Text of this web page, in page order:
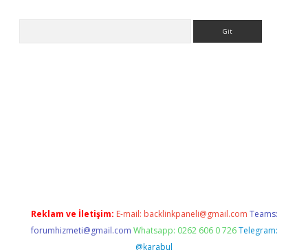
Reklam ve İletişim: E-mail: backlinkpaneli@gmail.com Teams:
forumhizmeti@gmail.com Whatsapp: 0262 606 0 726 Telegram:
@karabul